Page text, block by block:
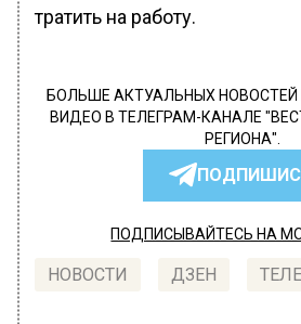
тратить на работу.
БОЛЬШЕ АКТУАЛЬНЫХ
ВИДЕО В ТЕЛЕГРАМ-КАНАЛЕ
РЕГИОНА".
ПОДПИСЫВАЙТЕСЬ НА
НОВОСТИ ДЗЕН